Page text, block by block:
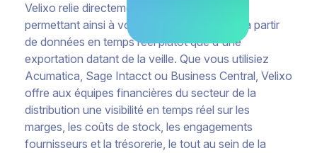
Velixo relie directement votre ERP à Excel,
permettant ainsi à votre équipe de travailler à partir
de données en temps réel plutôt que d'une
exportation datant de la veille. Que vous utilisiez
Acumatica, Sage Intacct ou Business Central, Velixo
offre aux équipes financières du secteur de la
distribution une visibilité en temps réel sur les
marges, les coûts de stock, les engagements
fournisseurs et la trésorerie, le tout au sein de la